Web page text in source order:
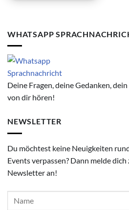
WHATSAPP
Deine Fragen, deine Gedanken,
von dir hören!
NEWSLETTER
Du möchtest keine Neuigkeiten
Events verpassen? Dann melde
Newsletter an!